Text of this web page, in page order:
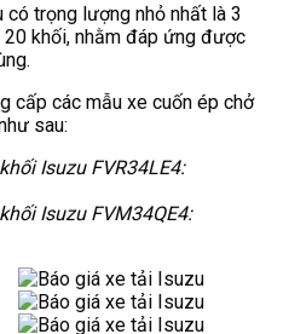
trọng lượng nhỏ nhất là 3
khối, nhằm đáp ứng được
cấp các mẫu xe cuốn ép chở
sau:
Isuzu FVR34LE4:
Isuzu FVM34QE4: